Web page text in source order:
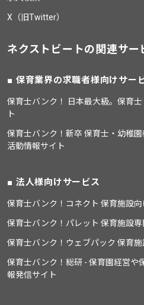
X（旧Twitter）
ネクストビートの関連サー
保育業界の求職者様向けサー
保育士バンク！ 日本最大級。保育
ト
保育士バンク！新卒 保育士・幼稚
活動情報サイト
法人様向けサービス
保育士バンク！コネクト 保育施設
保育士バンク！パレット 保育施設
保育士バンク！ウェブパック 保育
保育士バンク！総研 - 保育園経営や
報発信サイト